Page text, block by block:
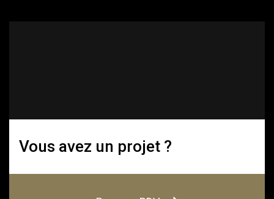
Vous avez un projet ?